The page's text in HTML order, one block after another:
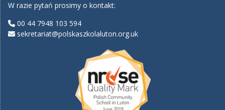
W razie pytań prosimy o kontakt:
00 44 7948 103 594
sekretariat@polskaszkolaluton.org.uk